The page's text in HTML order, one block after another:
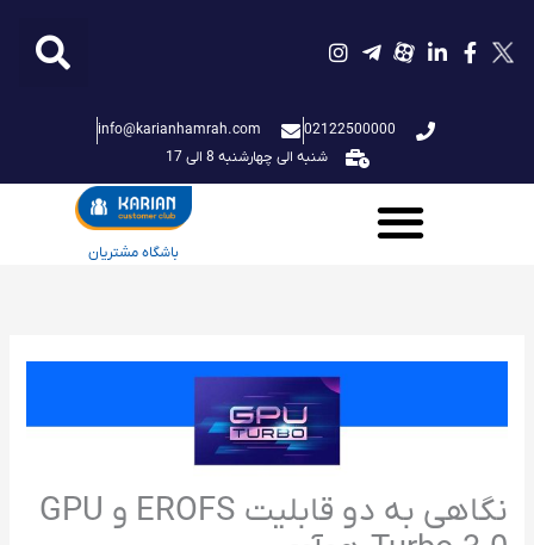
محتوا
02122500000
info@karianhamrah.com
شنبه الی چهارشنبه 8 الی 17
باشگاه مشتریان
نگاهی به دو قابلیت EROFS و GPU